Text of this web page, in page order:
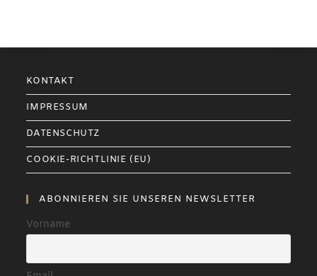
KONTAKT
IMPRESSUM
DATENSCHUTZ
COOKIE-RICHTLINIE (EU)
ABONNIEREN SIE UNSEREN NEWSLETTER
Vorname